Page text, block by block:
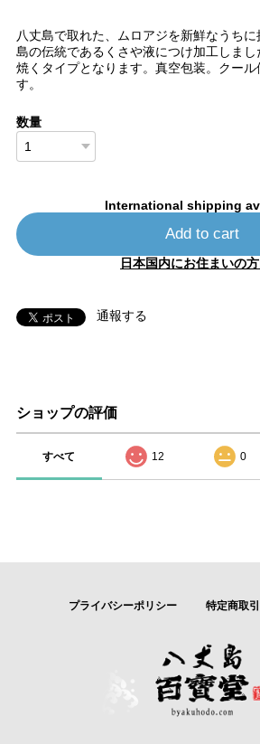
八丈島で取れた、ムロアジを新鮮なうちに
島の伝統であるくさや液につけ加工しまし
焼くタイプとなります。真空包装。クール
す。
数量
International shipping
Add to cart
日本国内にお住まいの
通報する
ショップの評価
すべて 12 0
プライバシーポリシー 特定商取